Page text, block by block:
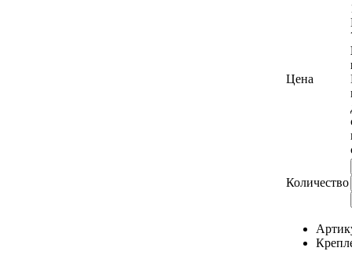
Цена
Количество